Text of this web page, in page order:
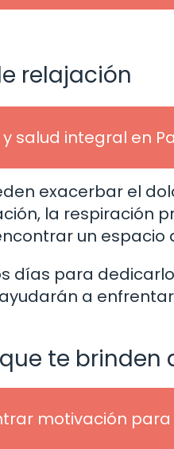
relajación
salud integral en
exacerbar el
la respiración
un espacio
días para
a
te brinden
motivación